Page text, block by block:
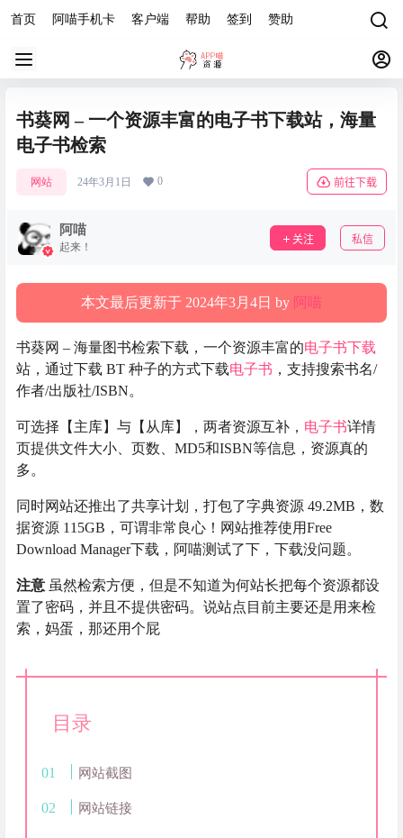
首页 阿喵手机卡 客户端 帮助 签到 赞助
书葵网 – 一个资源丰富的电子书下载站，海量
电子书检索
网站 24年3月1日 0 前往下载
阿喵
起来！
关注 私信
本文最后更新于 2024年3月4日 by 阿喵
书葵网 – 海量图书检索下载，一个资源丰富的电子书下载
站，通过下载 BT 种子的方式下载电子书 ，支持搜索书名/
作者/出版社/ISBN。
可选择【主库】与【从库】，两者资源互补， 电子书详情
页提供文件大小、页数、MD5和ISBN等信息，资源真的
多。
同时网站还推出了共享计划，打包了字典资源 49.2MB，数
据资源 115GB，可谓非常良心！网站推荐使用Free
Download Manager下载，阿喵测试了下，下载没问题。
注意 虽然检索方便，但是不知道为何站长把每个资源都设
置了密码，并且不提供密码。说站点目前主要还是用来检
索，妈蛋，那还用个屁
目录
网站截图
网站链接